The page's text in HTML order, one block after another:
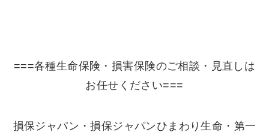
===各種生命保険・損害保険のご相談・見直しは
お任せください===
損保ジャパン・損保ジャパンひまわり生命・第一